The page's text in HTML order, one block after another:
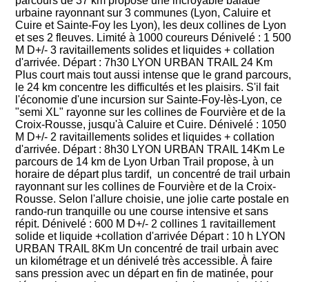
urbaine rayonnant sur 3 communes (Lyon, Caluire et
Cuire et Sainte-Foy les Lyon), les deux collines de Lyon
et ses 2 fleuves. Limité à 1000 coureurs Dénivelé : 1 500
M D+/- 3 ravitaillements solides et liquides + collation
d'arrivée. Départ : 7h30 LYON URBAN TRAIL 24 Km
Plus court mais tout aussi intense que le grand parcours,
le 24 km concentre les difficultés et les plaisirs. S'il fait
l'économie d'une incursion sur Sainte-Foy-lès-Lyon, ce
"semi XL" rayonne sur les collines de Fourvière et de la
Croix-Rousse, jusqu'à Caluire et Cuire. Dénivelé : 1050
M D+/- 2 ravitaillements solides et liquides + collation
d'arrivée. Départ : 8h30 LYON URBAN TRAIL 14Km Le
parcours de 14 km de Lyon Urban Trail propose, à un
horaire de départ plus tardif, un concentré de trail urbain
rayonnant sur les collines de Fourvière et de la Croix-
Rousse. Selon l'allure choisie, une jolie carte postale en
rando-run tranquille ou une course intensive et sans
répit. Dénivelé : 600 M D+/- 2 collines 1 ravitaillement
solide et liquide +collation d'arrivée Départ : 10 h LYON
URBAN TRAIL 8Km Un concentré de trail urbain avec
un kilométrage et un dénivelé très accessible. À faire
sans pression avec un départ en fin de matinée, pour